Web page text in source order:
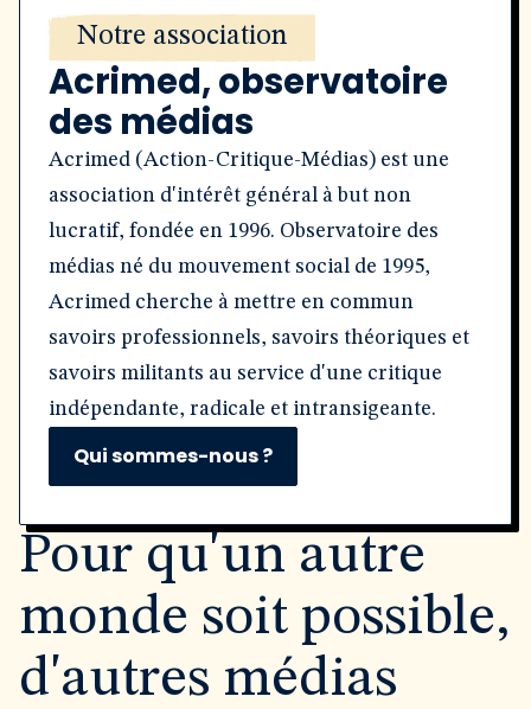
Notre association
Acrimed, observatoire
des médias
Acrimed (Action-Critique-Médias) est une
association d'intérêt général à but non
lucratif, fondée en 1996. Observatoire des
médias né du mouvement social de 1995,
Acrimed cherche à mettre en commun
savoirs professionnels, savoirs théoriques et
savoirs militants au service d'une critique
indépendante, radicale et intransigeante.
Qui sommes-nous ?
Pour qu'un autre
monde soit possible,
d'autres médias